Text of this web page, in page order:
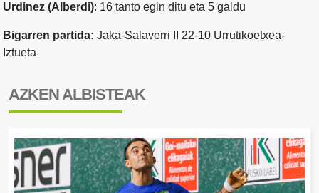
Urdinez (Alberdi): 16 tanto egin ditu eta 5 galdu
Bigarren partida: Jaka-Salaverri II 22-10 Urrutikoetxea-
Iztueta
AZKEN ALBISTEAK